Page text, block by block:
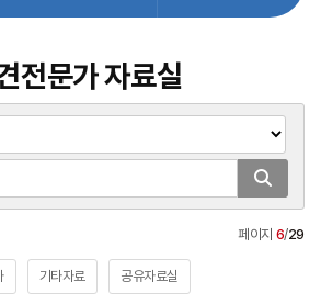
전문가 자료실
페이지 6/29
기타자료 공유자료실